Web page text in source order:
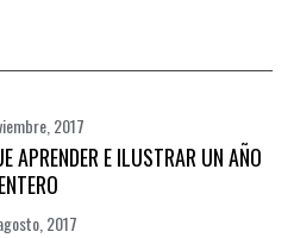
2017
APRENDER E ILUSTRAR UN AÑO
ENTERO
2017